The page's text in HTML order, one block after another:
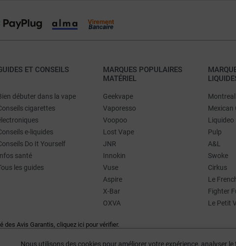
ET CONSEILS
débuter dans la vape
cigarettes
e-liquides
Do It Yourself
santé
les guides
MARQUES POPULAIRES
MATÉRIEL
Geekvape
Vaporesso
Voopoo
Lost Vape
JNR
Innokin
Vuse
Aspire
X-Bar
OXVA
Montreal
Mexican
Liquideo
Pulp
A&L
Swoke
Cirkus
Le
Fighter
Le Petit
des Avis Garantis, cliquez ici pour vérifier.
Nous utilisons des cookies pour améliorer votre expérience, analyser